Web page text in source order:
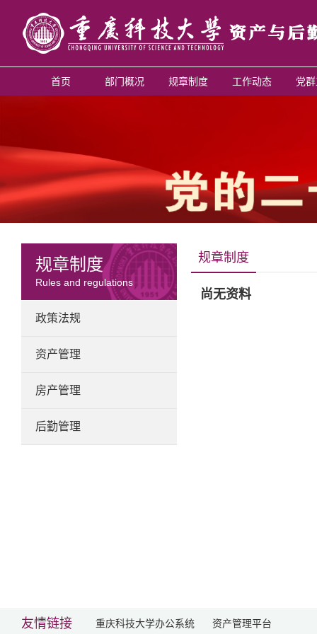
首页 部门概况 规章制度 工作动态 党
规章制度
Rules and regulations
政策法规
资产管理
房产管理
后勤管理
规章制度
尚无资料
友情链接 重庆科技大学办公系统 资产管理平台